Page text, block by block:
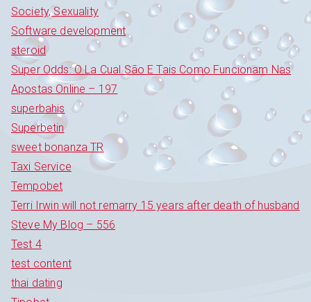
Society, Sexuality
Software development
steroid
Super Odds: O La Cual São E Tais Como Funcionam Nas
Apostas Online – 197
superbahis
Superbetin
sweet bonanza TR
Taxi Service
Tempobet
Terri Irwin will not remarry 15 years after death of husband
Steve My Blog – 556
Test 4
test content
thai dating